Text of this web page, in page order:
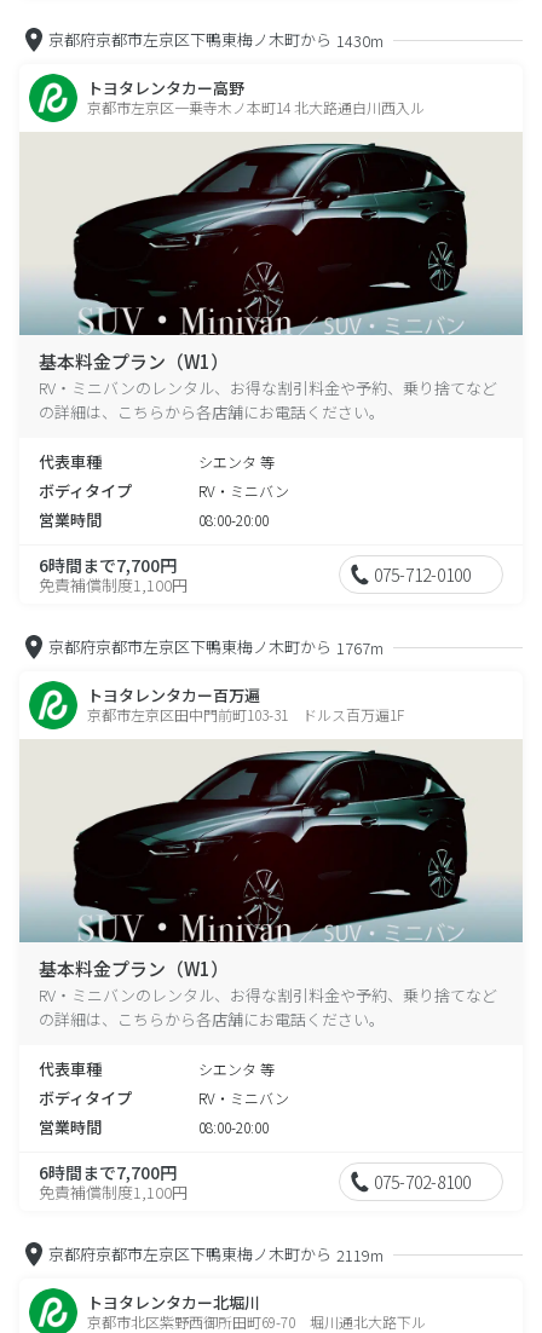
京都府京都市左京区下鴨東梅ノ木町から 1430m
トヨタレンタカー高野
京都市左京区一乗寺木ノ本町14 北大路通白川西入ル
基本料金プラン（W1）
RV・ミニバンのレンタル、お得な割引料金や予約、乗り捨てなど
の詳細は、こちらから各店舗にお電話ください。
代表車種 シエンタ 等
ボディタイプ RV・ミニバン
営業時間 08:00-20:00
6時間まで7,700円
免責補償制度1,100円 075-712-0100
京都府京都市左京区下鴨東梅ノ木町から 1767m
トヨタレンタカー百万遍
京都市左京区田中門前町103-31 ドルス百万遍1F
基本料金プラン（W1）
RV・ミニバンのレンタル、お得な割引料金や予約、乗り捨てなど
の詳細は、こちらから各店舗にお電話ください。
代表車種 シエンタ 等
ボディタイプ RV・ミニバン
営業時間 08:00-20:00
6時間まで7,700円
免責補償制度1,100円 075-702-8100
京都府京都市左京区下鴨東梅ノ木町から 2119m
トヨタレンタカー北堀川
京都市北区紫野西御所田町69-70 堀川通北大路下ル